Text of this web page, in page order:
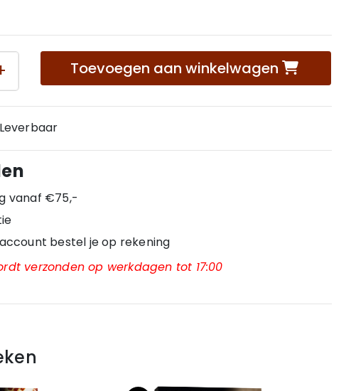
Toevoegen aan winkelwagen
vanaf €75,-
bestel je op rekening
verzonden op werkdagen tot 17:00